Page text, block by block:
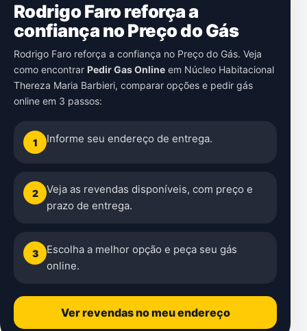
Rodrigo Faro reforça a
confiança no Preço do Gás
Rodrigo Faro reforça a confiança no Preço do Gás. Veja
como encontrar Pedir Gas Online em Núcleo Habitacional
Thereza Maria Barbieri, comparar opções e pedir gás
online em 3 passos:
1 Informe seu endereço de entrega.
2
Veja as revendas disponíveis, com preço e
prazo de entrega.
3
Escolha a melhor opção e peça seu gás
online.
Ver revendas no meu endereço